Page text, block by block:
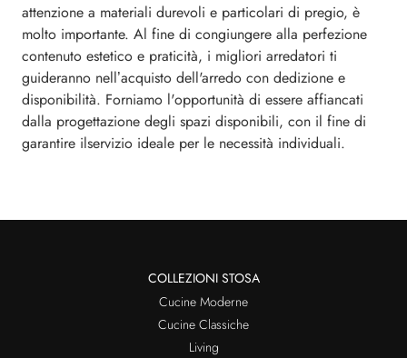
attenzione a materiali durevoli e particolari di pregio, è
molto importante. Al fine di congiungere alla perfezione
contenuto estetico e praticità, i migliori arredatori ti
guideranno nell’acquisto dell'arredo con dedizione e
disponibilità. Forniamo l'opportunità di essere affiancati
dalla progettazione degli spazi disponibili, con il fine di
garantire ilservizio ideale per le necessità individuali.
COLLEZIONI STOSA
Cucine Moderne
Cucine Classiche
Living